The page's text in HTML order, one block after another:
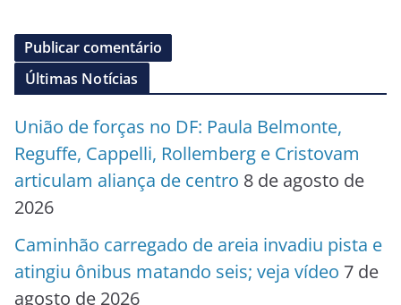
Últimas Notícias
União de forças no DF: Paula Belmonte,
Reguffe, Cappelli, Rollemberg e Cristovam
articulam aliança de centro 8 de agosto de
2026
Caminhão carregado de areia invadiu pista e
atingiu ônibus matando seis; veja vídeo 7 de
agosto de 2026